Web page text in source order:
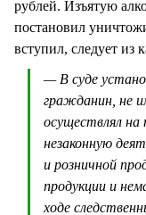
рублей. Изъятую
постановил
вступил, следует из
— В суде
гражданин, не
осуществлял
незаконную
и розничной
продукции и
ходе